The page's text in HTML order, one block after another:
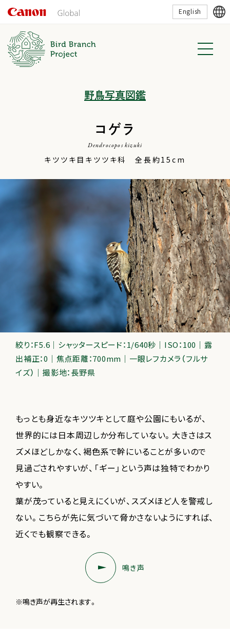
English
野鳥写真図鑑
コゲラ
Dendrocopos kizuki
キツツキ目キツツキ科 全長約15cm
絞り：F5.6｜シャッタースピード：1/640秒｜ISO：100｜露
出補正：0｜焦点距離：700mm｜一眼レフカメラ（フルサ
イズ）｜撮影地：長野県
もっとも身近なキツツキとして庭や公園にもいるが、
世界的には日本周辺しか分布していない。大きさはス
ズメほどしかなく、褐色系で幹にいることが多いので
見過ごされやすいが、「ギー」という声は独特でわかり
やすい。
葉が茂っていると見えにくいが、スズメほど人を警戒し
ない。こちらが先に気づいて脅かさないようにすれば、
近くでも観察できる。
鳴き声
※鳴き声が再生されます。